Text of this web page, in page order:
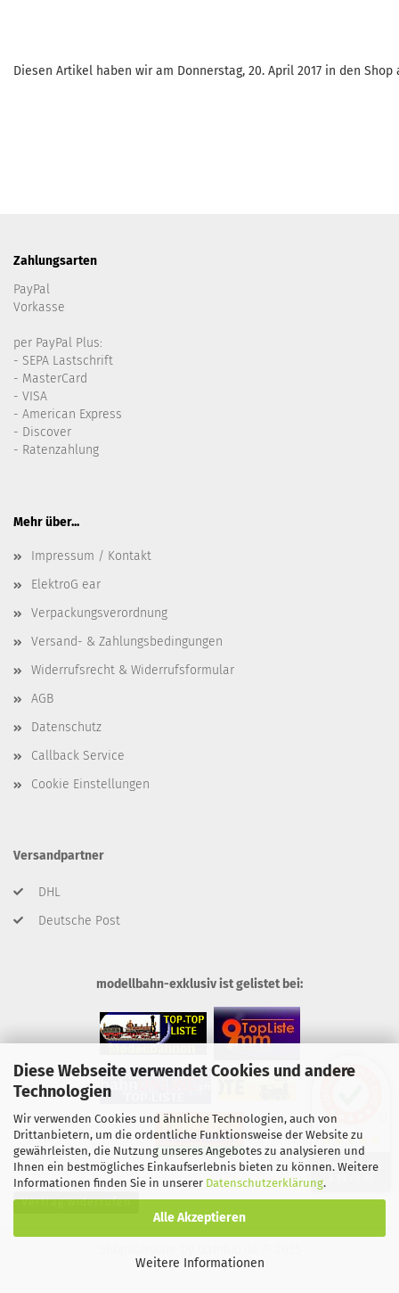
Diese Webseite verwendet Cookies und andere
Technologien
Wir verwenden Cookies und ähnliche Technologien, auch von
Drittanbietern, um die ordentliche Funktionsweise der Website zu
gewährleisten, die Nutzung unseres Angebotes zu analysieren und
Ihnen ein bestmögliches Einkaufserlebnis bieten zu können. Weitere
Informationen finden Sie in unserer Datenschutzerklärung.
Alle Akzeptieren
Weitere Informationen
Diesen Artikel haben wir am Donnerstag, 20. April 2017 in den Shop
Zahlungsarten
PayPal
Vorkasse
per PayPal Plus:
- SEPA Lastschrift
- MasterCard
- VISA
- American Express
- Discover
- Ratenzahlung
Mehr über...
Impressum / Kontakt
ElektroG ear
Verpackungsverordnung
Versand- & Zahlungsbedingungen
Widerrufsrecht & Widerrufsformular
AGB
Datenschutz
Callback Service
Cookie Einstellungen
Versandpartner
DHL
Deutsche Post
modellbahn-exklusiv ist gelistet bei:
Vertrag widerrufen
SEHR GUT